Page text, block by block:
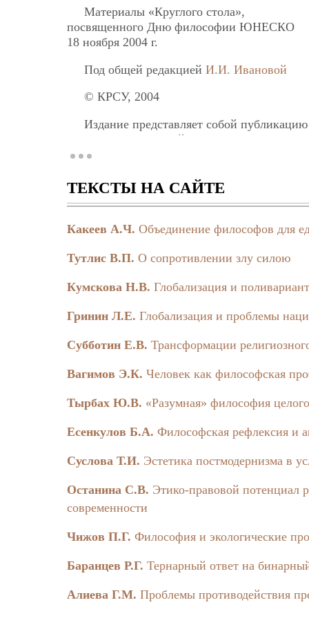
Материалы «Круглого стола»,
посвященного Дню философии ЮНЕСКО
18 ноября 2004 г.
Под общей редакцией И.И. Ивановой
© КРСУ, 2004
Издание представляет собой
философия», который был проведен в
рамках всемирного Дня философии,
человечества. День философии,
философии и социальная роль философа.
Издание подготовлено в редакции,
Summary
Globalization and Polyvariant Models of
Modern society reflects the difference of
Linear movement of socium, dominated in
century. Paradigma of cycle development of
social systems revealed wave character of
L.E. Grinin
Globalization and the Problems of National
One of the main causes of globalization is
their internationalization that somehow leads
As a result the process of state integration
some part of national sovereignty in favour of
at the beginning this process also stimulates
weakening of a state as a system and with
E.V. Subbotin
The Transformations of Religious
ТЕКСТЫ НА САЙТЕ
Какеев А.Ч. Объединение философов для
Тутлис В.П. О сопротивлении злу силою
Кумскова Н.В. Глобализация и
Гринин Л.Е. Глобализация и проблемы
Субботин Е.В. Трансформации
Вагимов Э.К. Человек как философская
Тырбах Ю.В. «Разумная» философия
Есенкулов Б.А. Философская рефлексия и
Суслова Т.И. Эстетика постмодернизма в
Останина С.В. Этико-правовой потенциал
современности
Чижов П.Г. Философия и экологические
Баранцев Р.Г. Тернарный ответ на
Алиева Г.М. Проблемы противодействия